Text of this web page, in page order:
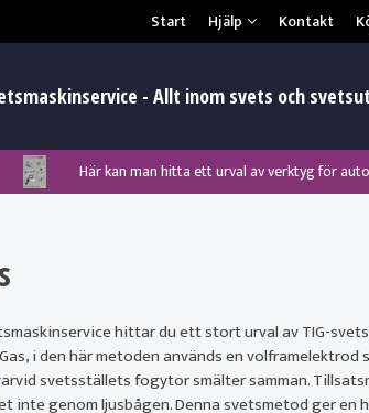
Start Hjälp
Säkerhet & Cookies Kontakt
- Allt inom svets och
Klicka här för att se alla våra nuvarande
Här kan man hitta ett urval av verktyg för
Nyhet! Lägesställare, rullbockar och
Nyhet! Tig-svets från Esab, Rogue
Nyhet! Tig-svets Minarc T 223 AC/
Nyhet! Nya PAPR-enheten från
Nyhet! MinarcMig 190 Auto och MinarcMig
hittar du ett stort urval av TIG-
i den här metoden används en
svetsställets fogytor smälter samman.
inte genom ljusbågen. Denna svetsmetod ger